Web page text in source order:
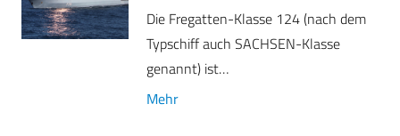
Die Fregatten-Klasse 124 (nach dem
Typschiff auch SACHSEN-Klasse
genannt) ist…
Mehr